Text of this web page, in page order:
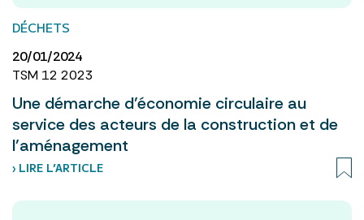
DÉCHETS
20/01/2024
TSM 12 2023
Une démarche d’économie circulaire au
service des acteurs de la construction et de
l’aménagement
› LIRE L’ARTICLE